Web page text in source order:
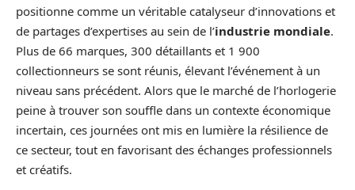
positionne comme un véritable catalyseur d’innovations et
de partages d’expertises au sein de l’industrie mondiale.
Plus de 66 marques, 300 détaillants et 1 900
collectionneurs se sont réunis, élevant l’événement à un
niveau sans précédent. Alors que le marché de l’horlogerie
peine à trouver son souffle dans un contexte économique
incertain, ces journées ont mis en lumière la résilience de
ce secteur, tout en favorisant des échanges professionnels
et créatifs.